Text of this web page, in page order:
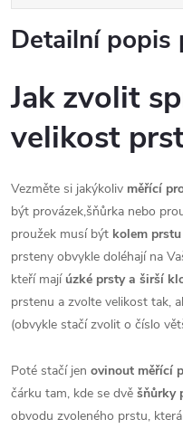
Detailní popis
Jak zvolit
velikost
Vezměte si jakýkoliv měřící
být provázek,šňůrka nebo
proužek musí být kolem
prsteny obvykle doléhají na
kteří mají úzké prsty a širší
prstenu a zvolte velikost tak,
(obvykle stačí zvolit o číslo
Poté stačí jen ovinout měřící
čárku tam, kde se dvě šňůrky
obvodu zvoleného prstu,